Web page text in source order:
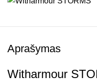
Aprašymas
Witharmour